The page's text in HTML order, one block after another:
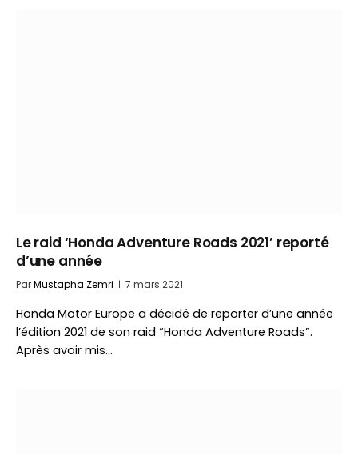
Le raid ‘Honda Adventure Roads 2021’ reporté
d’une année
ParMustapha Zemri 7 mars 2021
Honda Motor Europe a décidé de reporter d’une année
l’édition 2021 de son raid “Honda Adventure Roads”.
Après avoir mis…